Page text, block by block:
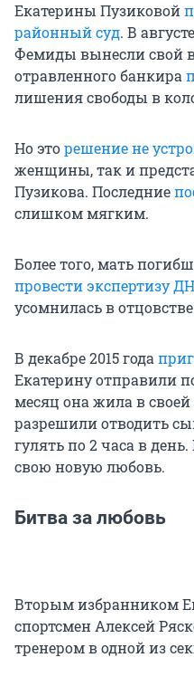
Екатерины Пузиковой
районный суд. В
Фемиды вынесли свой
отравленного банкира
лишения свободы в
Но эторешение не
женщины, так и
Пузикова. Последние
слишком мягким.
Более того, мать
провести экспертизу
усомнилась в
В декабре 2015 года
Екатерину отправили
месяц она жила в
разрешили отводить
гулять по 2 часа в
свою новую любовь.
Битва за любовь
Вторым избранником
спортсмен Алексей
тренером в одной из